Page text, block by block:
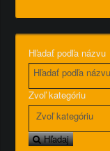
Hľadať podľa názvu
Zvoľ kategóriu
Hľadaj